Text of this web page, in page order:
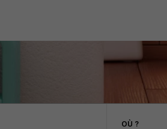
OÙ ?